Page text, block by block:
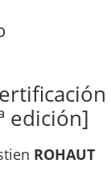
edición]
ROHAUT